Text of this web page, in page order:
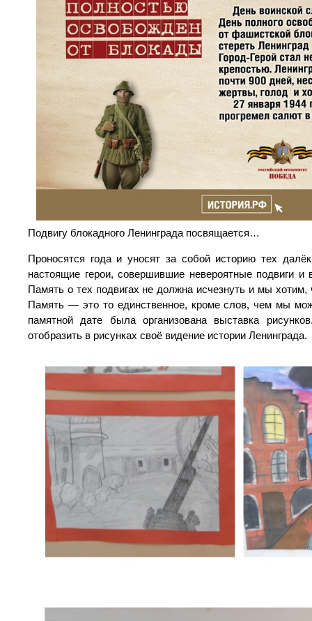
Подвигу блокадного Ленинграда посвящается…
Проносятся года и уносят за собой историю тех
настоящие герои, совершившие невероятные подвиги
Память о тех подвигах не должна исчезнуть и мы
Память — это то единственное, кроме слов, чем мы
памятной дате была организована выставка
отобразить в рисунках своё видение истории Ленинграда.